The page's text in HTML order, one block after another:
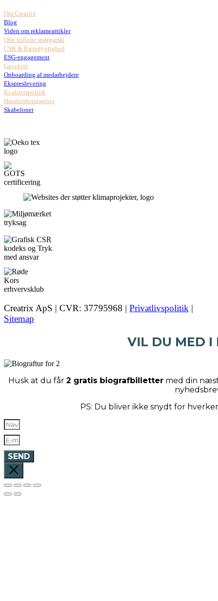
Om Creatrix
Blog
Viden om reklameartikler
Ofte stillede spørgsmål
CSR & Bæredygtighed
ESG-engagement
Gavekort
Onboarding af medarbejdere
Ekspreslevering
Kvalitetspolitik
Handelsbetingelser
Skabeloner
Creatrix ApS | CVR: 37795968 | Privatlivspolitik |
Sitemap
VIL DU MED I
Husk at du får 2 gratis biografbillettermed din
PS: Du bliver ikke snydt for
SEND